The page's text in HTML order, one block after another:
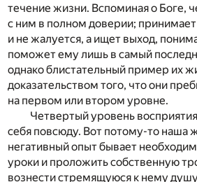
течение жизни. Вспоминая о Боге,
с ним в полном доверии;
и не жалуется, а ищет выход,
поможет ему лишь в самый
однако блистательный пример их
доказательством того, что они
на первом или втором уровне.
Четвертый уровень
себя повсюду. Вот потому-то наша
негативный опыт бывает
уроки и проложить собственную
вознести стремящуюся к нему